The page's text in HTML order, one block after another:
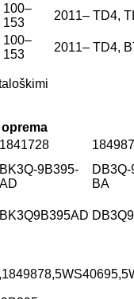
100–
153
2011– TD4,
100–
153
2011– TD4,
1841728
BK3Q-9B395-
AD
BA
BK3Q9B395AD
,1849878,5WS40695,